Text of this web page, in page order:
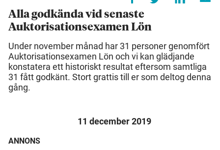
Alla godkända vid senaste
Auktorisationsexamen Lön
Under november månad har 31 personer genomfört
Auktorisationsexamen Lön och vi kan glädjande
konstatera ett historiskt resultat eftersom samtliga
31 fått godkänt. Stort grattis till er som deltog denna
gång.
11 december 2019
ANNONS